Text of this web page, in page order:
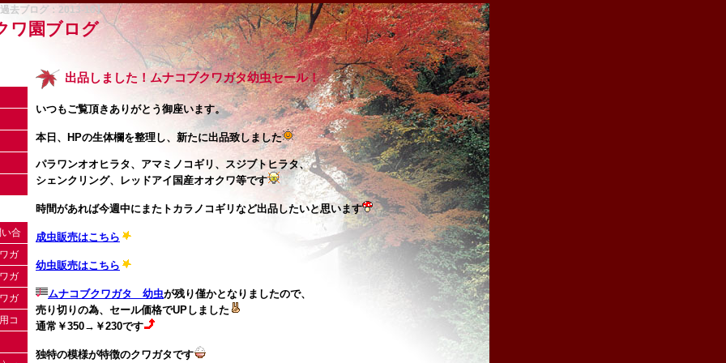
去ブログ：2013-10】
ワ園ブログ
合
ガ
ガ
と
ガ
コ
出品しました！ムナコブクワガタ幼虫セール！
いつもご覧頂きありがとう御座います。
本日、HPの生体欄を整理し、新たに出品致しました
パラワンオオヒラタ、アマミノコギリ、スジブトヒラタ、
シェンクリング、レッドアイ国産オオクワ等です
時間があれば今週中にまたトカラノコギリなど出品したいと思います
成虫販売はこちら
幼虫販売はこちら
ムナコブクワガタ 幼虫が残り僅かとなりましたので、
売り切りの為、セール価格でUPしました
通常￥350→￥230です
独特の模様が特徴のクワガタです